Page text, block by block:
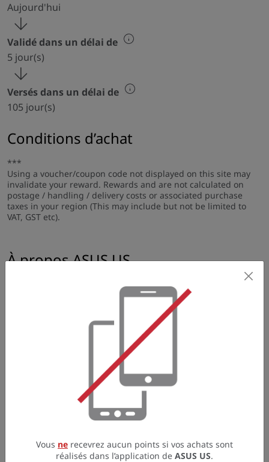
Aujourd'hui
Validé dans un délai de
5 jour(s)
Versés dans un délai de
105 jour(s)
Conditions d’achat
***
Using a voucher/coupon code not displayed on this site may
invalidate your reward. Rewards and are not calculated on
postage / handling / delivery costs or associated purchase
taxes in your region (This may include but not be limited to
VAT, GST etc).
À propos ASUS US
Established in 1989, ASUS is a global technology leader
creating innovative and intuitive products with the goal of
delivering incredible experiences and enhancing the lives of
our customers. This includes laptops, monitors, graphic cards,
routers, phones, desktops, motherboards and more.
Vous pourriez aussi aimer
Vous ne recevrez aucun points si vos achats sont
réalisés dans l’application de ASUS US.